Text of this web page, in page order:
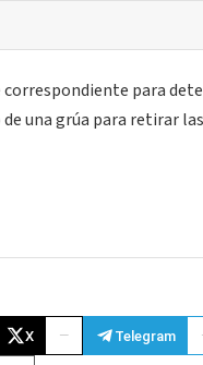
para
una grúa para retirar
X Telegram